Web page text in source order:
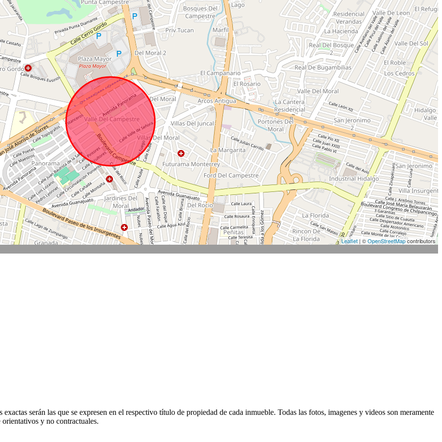
Leaflet | ©OpenStreetMapcontributors
serán las que se expresen en el respectivo título de propiedad de cada inmueble. Todas las fotos, imagenes y videos son meramente
y no contractuales.